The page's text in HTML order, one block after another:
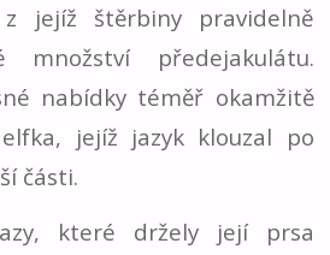
z jejíž štěrbiny pravidelně
množství předejakulátu.
nabídky téměř okamžitě
jejíž jazyk klouzal po
části.
které držely její prsa